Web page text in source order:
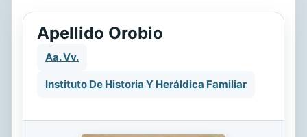
Apellido Orobio
Aa. Vv.
Instituto De Historia Y Heráldica Familiar